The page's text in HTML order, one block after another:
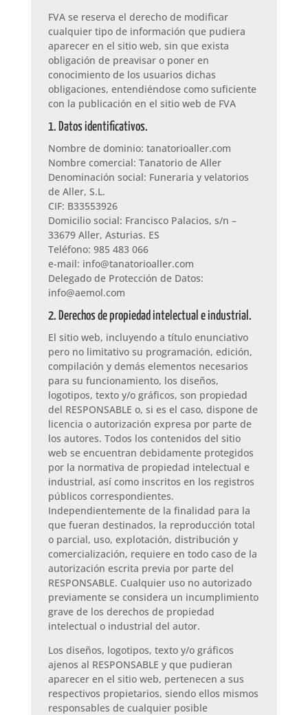
FVA se reserva el derecho de modificar
cualquier tipo de información que pudiera
aparecer en el sitio web, sin que exista
obligación de preavisar o poner en
conocimiento de los usuarios dichas
obligaciones, entendiéndose como suficiente
con la publicación en el sitio web de FVA
1. Datos identificativos.
Nombre de dominio: tanatorioaller.com
Nombre comercial: Tanatorio de Aller
Denominación social: Funeraria y velatorios
de Aller, S.L.
CIF: B33553926
Domicilio social: Francisco Palacios, s/n –
33679 Aller, Asturias. ES
Teléfono: 985 483 066
e-mail: info@tanatorioaller.com
Delegado de Protección de Datos:
info@aemol.com
2. Derechos de propiedad intelectual e industrial.
El sitio web, incluyendo a título enunciativo
pero no limitativo su programación, edición,
compilación y demás elementos necesarios
para su funcionamiento, los diseños,
logotipos, texto y/o gráficos, son propiedad
del RESPONSABLE o, si es el caso, dispone de
licencia o autorización expresa por parte de
los autores. Todos los contenidos del sitio
web se encuentran debidamente protegidos
por la normativa de propiedad intelectual e
industrial, así como inscritos en los registros
públicos correspondientes.
Independientemente de la finalidad para la
que fueran destinados, la reproducción total
o parcial, uso, explotación, distribución y
comercialización, requiere en todo caso de la
autorización escrita previa por parte del
RESPONSABLE. Cualquier uso no autorizado
previamente se considera un incumplimiento
grave de los derechos de propiedad
intelectual o industrial del autor.
Los diseños, logotipos, texto y/o gráficos
ajenos al RESPONSABLE y que pudieran
aparecer en el sitio web, pertenecen a sus
respectivos propietarios, siendo ellos mismos
responsables de cualquier posible